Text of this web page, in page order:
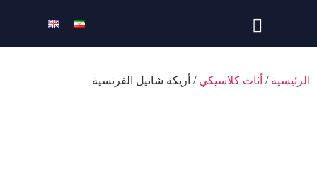
الرئيسية / أثاث كلاسيكي / أريكة شانيل الفرنسية